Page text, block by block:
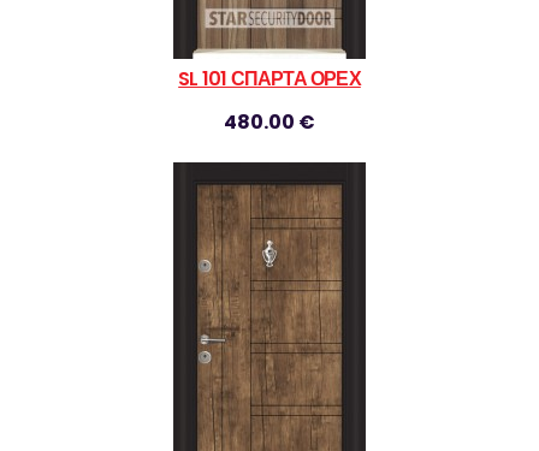
SL 101 СПАРТА ОРЕХ
480.00 €